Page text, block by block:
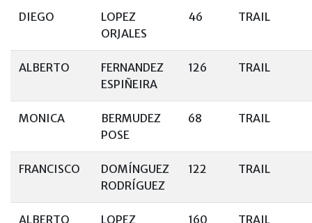
DIEGO
LOPEZ
ORJALES
46 TRAIL
ALBERTO
FERNANDEZ
ESPIÑEIRA
126 TRAIL
MONICA
BERMUDEZ
POSE
68 TRAIL
FRANCISCO
DOMÍNGUEZ
RODRÍGUEZ
122 TRAIL
ALBERTO
LOPEZ
160 TRAIL